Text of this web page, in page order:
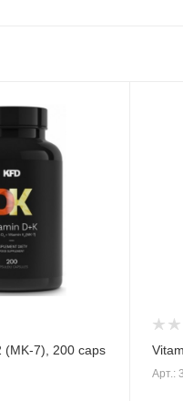
(MK-7), 200 caps
Арт.: